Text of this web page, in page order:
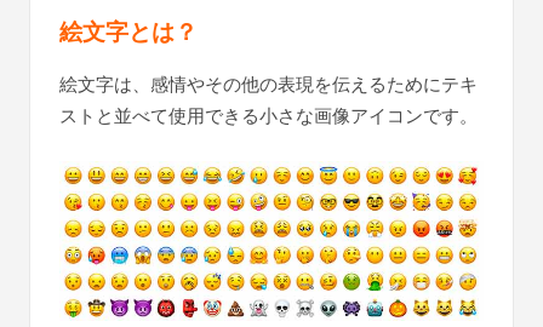
絵文字とは？
絵文字は、感情やその他の表現を伝えるためにテキ
ストと並べて使用できる小さな画像アイコンです。